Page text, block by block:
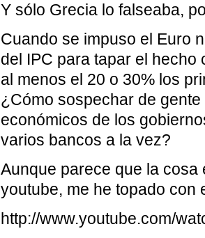
Y sólo Grecia lo falseaba,
Cuando se impuso el Euro
del IPC para tapar el hecho
al menos el 20 o 30% los
¿Cómo sospechar de
económicos de los
varios bancos a la vez?
Aunque parece que la
youtube, me he topado con
http://www.youtube.com/